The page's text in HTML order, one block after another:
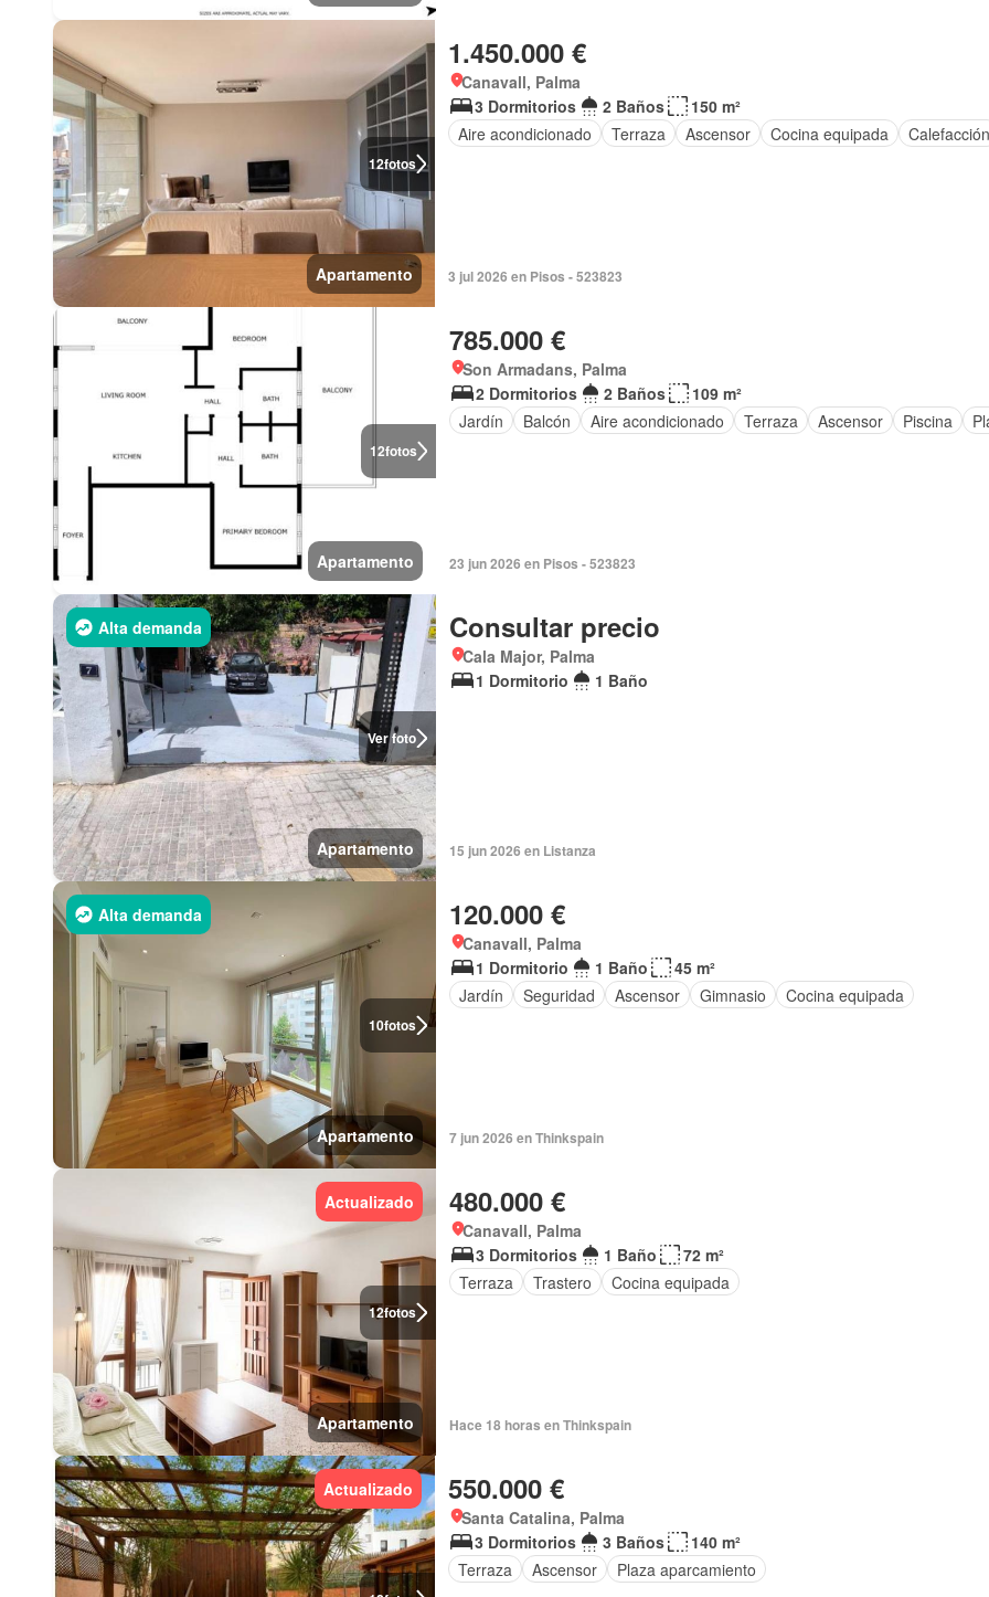
12fotos
Apartamento
1.450.000 €
Canavall, Palma
3 Dormitorios
2 Baños
150 m²
Aire acondicionado
Terraza Ascensor Cocina equipada Calefacción
3 jul 2026 en Pisos - 523823
12fotos
Apartamento
785.000 €
Son Armadans, Palma
2 Dormitorios
2 Baños
109 m²
Jardín
Balcón Aire acondicionado Terraza Ascensor Piscina
23 jun 2026 en Pisos - 523823
Ver foto
Alta demanda
Apartamento
Consultar precio
Cala Major, Palma
1 Dormitorio
1 Baño
15 jun 2026 en Listanza
10fotos
Alta demanda
Apartamento
120.000 €
Canavall, Palma
1 Dormitorio
1 Baño
45 m²
Jardín
Seguridad Ascensor Gimnasio Cocina equipada
7 jun 2026 en Thinkspain
12fotos
Actualizado
Apartamento
480.000 €
Canavall, Palma
3 Dormitorios
1 Baño
72 m²
Terraza
Trastero Cocina equipada
Hace 18 horas en Thinkspain
Actualizado 550.000 €
Santa Catalina, Palma
3 Dormitorios
3 Baños
140 m²
Terraza
Ascensor Plaza aparcamiento